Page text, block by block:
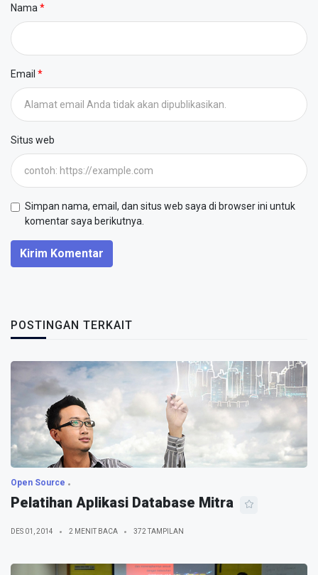
Nama
Email
Situs web
Simpan nama, email, dan situs web saya di browser ini untuk
komentar saya berikutnya.
Kirim Komentar
POSTINGAN TERKAIT
Open Source
Pelatihan Aplikasi Database Mitra
DES 01, 2014 2 MENIT BACA 372 TAMPILAN